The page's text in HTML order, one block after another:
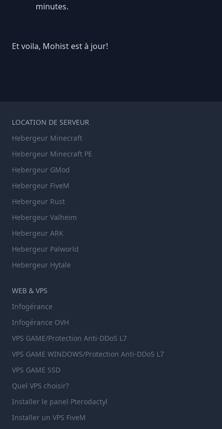
minutes.
Et voila, Mohist est à jour!
LOCATION DE SERVEUR
Hebergeur Minecraft
Hebergeur Minecraft PE
Hebergeur GMod
Hebergeur FiveM
Hebergeur Rust
Hebergeur Valheim
Hebergeur ARK
Hebergeur Palworld
Hebergeur Hytale
WEB & VPS
Infogérance
Infogérance OVH
VPS GAME/Protection Anti-DDoS L7
VPS GAME WINDOWS/Protection Anti-DDoS L7
VPS GAME SSD
Quel VPS choisir?
Installer le panel Pterodactyl
Installer un VPS FiveM